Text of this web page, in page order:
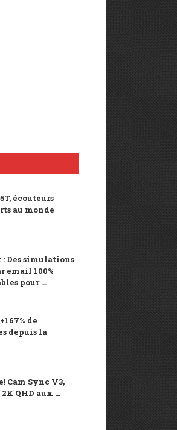
écouteurs
au monde
Des simulations
email 100%
pour ...
de
depuis la
Cam Sync V3,
QHD aux ...